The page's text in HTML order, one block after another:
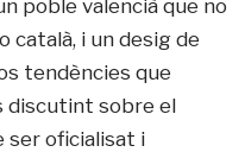
poble valencià que no
català, i un desig de
tendències que
discutint sobre el
ser oficialisat i